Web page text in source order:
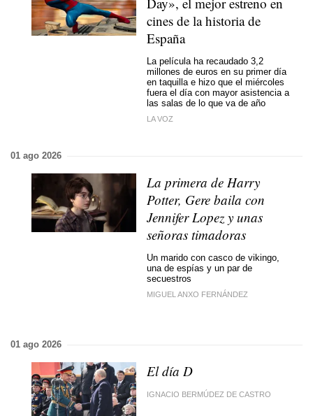
cines de la historia de
España
La película ha recaudado 3,2
millones de euros en su primer día
en taquilla e hizo que el miércoles
fuera el día con mayor asistencia a
las salas de lo que va de año
LA VOZ
01 ago 2026
La primera de Harry
Potter, Gere baila con
Jennifer Lopez y unas
señoras timadoras
Un marido con casco de vikingo,
una de espías y un par de
secuestros
MIGUEL ANXO FERNÁNDEZ
01 ago 2026
El día D
IGNACIO BERMÚDEZ DE CASTRO